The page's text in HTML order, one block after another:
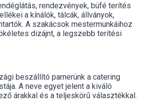
rendezvények, büfé terítés
a kínálók, tálcák, állványok,
A szakácsok mestermunkáihoz
dizájnt, a legszebb terítési
beszállító parnerünk a catering
A neve egyet jelent a kiváló
árakkal és a teljeskörű választékkal.